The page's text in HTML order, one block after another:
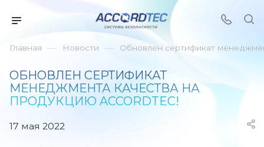
Главная — Новости — Обновлен сертификат
ОБНОВЛЕН СЕРТИФИКАТ
МЕНЕДЖМЕНТА КАЧЕСТВА НА
ПРОДУКЦИЮ ACCORDTEC!
17 мая 2022